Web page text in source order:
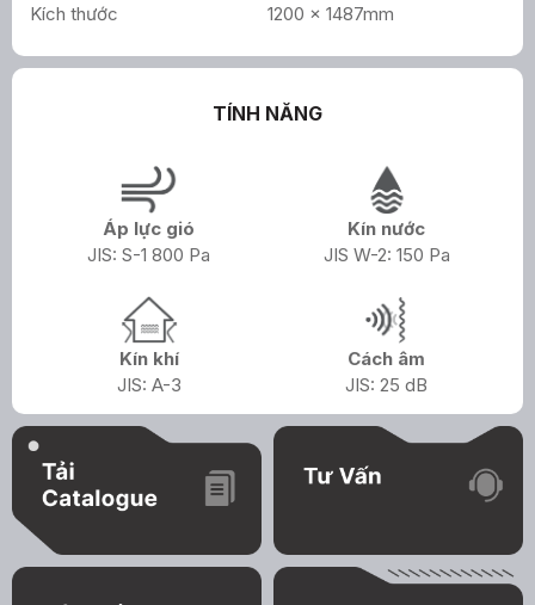
Kích thước 1200 x 1487mm
TÍNH NĂNG
Áp lực gió
JIS: S-1 800 Pa
Kín nước
JIS W-2: 150 Pa
Kín khí
JIS: A-3
Cách âm
JIS: 25 dB